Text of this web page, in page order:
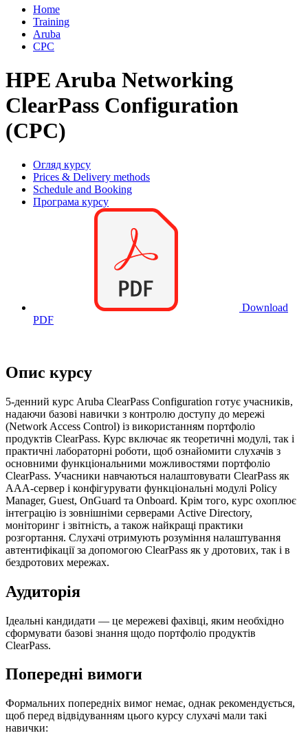
Home
Training
Aruba
CPC
HPE Aruba Networking
ClearPass Configuration
(CPC)
Огляд курсу
Prices & Delivery methods
Schedule and Booking
Програма курсу
Download
PDF
Опис курсу
5-денний курс Aruba ClearPass Configuration готує учасників,
надаючи базові навички з контролю доступу до мережі
(Network Access Control) із використанням портфоліо
продуктів ClearPass. Курс включає як теоретичні модулі, так і
практичні лабораторні роботи, щоб ознайомити слухачів з
основними функціональними можливостями портфоліо
ClearPass. Учасники навчаються налаштовувати ClearPass як
AAA-сервер і конфігурувати функціональні модулі Policy
Manager, Guest, OnGuard та Onboard. Крім того, курс охоплює
інтеграцію із зовнішніми серверами Active Directory,
моніторинг і звітність, а також найкращі практики
розгортання. Слухачі отримують розуміння налаштування
автентифікації за допомогою ClearPass як у дротових, так і в
бездротових мережах.
Аудиторія
Ідеальні кандидати — це мережеві фахівці, яким необхідно
сформувати базові знання щодо портфоліо продуктів
ClearPass.
Попередні вимоги
Формальних попередніх вимог немає, однак рекомендується,
щоб перед відвідуванням цього курсу слухачі мали такі
навички: